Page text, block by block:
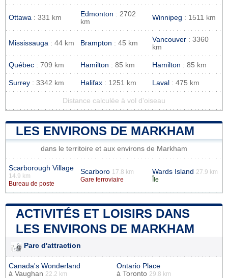
Ottawa : 331 km Edmonton : 2702
km
Winnipeg : 1511 km
Mississauga : 44 km Brampton : 45 km Vancouver : 3360
km
Québec : 709 km Hamilton : 85 km Hamilton : 85 km
Surrey : 3342 km Halifax : 1251 km Laval : 475 km
Distance calculée à vol d'oiseau
LES ENVIRONS DE MARKHAM
dans le territoire et aux environs de Markham
Scarborough Village
14.9 km
Bureau de poste
Scarboro 17.8 km
Gare ferroviaire
Wards Island 27.9 km
Île
ACTIVITÉS ET LOISIRS DANS
LES ENVIRONS DE MARKHAM
Parc d'attraction
Canada's Wonderland
à Vaughan 22.2 km
Ontario Place
à Toronto 29.8 km